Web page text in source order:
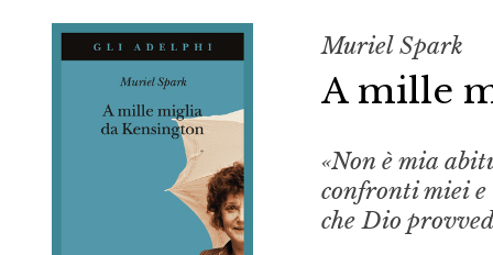
Muriel Spark
A mille
«Non è mia
confronti miei
che Dio